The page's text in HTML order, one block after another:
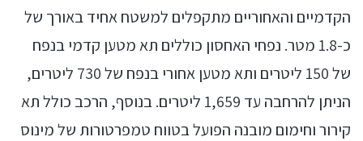
הקדמיים והאחוריים מתקפלים למשטח אחיד באורך של
כ-1.8 מטר. נפחי האחסון כוללים תא מטען קדמי בנפח
של 150 ליטרים ותא מטען אחורי בנפח של 730 ליטרים,
הניתן להרחבה עד 1,659 ליטרים. בנוסף, הרכב כולל תא
קירור וחימום מובנה הפועל בטווח טמפרטורות של מינוס